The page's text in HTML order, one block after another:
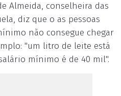
Almeida, conselheira das
diz que o as pessoas
não consegue chegar
"um litro de leite está
mínimo é de 40 mil".